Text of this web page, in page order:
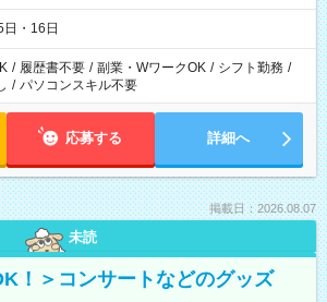
・16日
/ 履歴書不要 / 副業・WワークOK / シフト勤務 /
/ パソコンスキル不要
応募する 詳細へ
掲載日：2026.08.07
未読
！＞コンサートなどのグッズ